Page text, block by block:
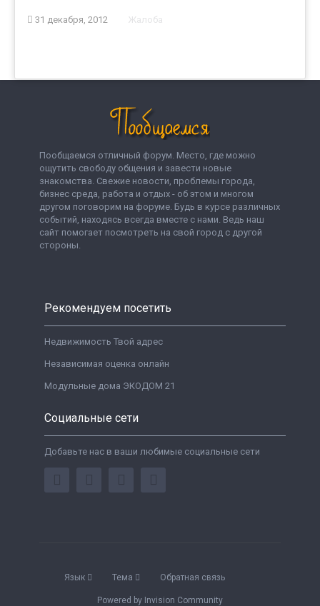
31 декабря, 2012 Жалоба
Пообщаемся отличный форум. Место, где можно
ощутить свободу общения и завести новые
знакомства. Свежие новости, проблемы города,
бизнес среда, работа и отдых - об этом и многом
другом поговорим на форуме. Будь в курсе различных
событий, находясь всегда вместе с нами. Ведь наш
сайт помогает посмотреть на свой город с другой
стороны.
Рекомендуем посетить
Недвижимость Твой адрес
Независимая оценка онлайн
Модульные дома ЭКОДОМ 21
Социальные сети
Добавьте нас в ваши любимые социальные сети
Язык Тема Обратная связь
Powered by Invision Community